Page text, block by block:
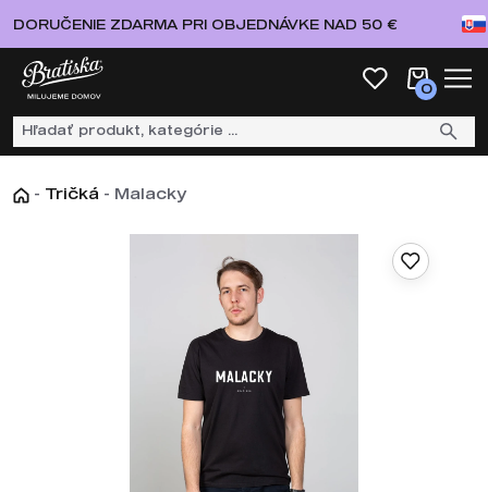
DORUČENIE ZDARMA PRI OBJEDNÁVKE NAD 50 €
0
- Tričká - Malacky